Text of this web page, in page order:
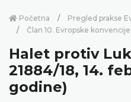
Početna
Pregled prakse
Član 10. Evropske konvencije
Halet protiv
21884/18, 14.
godine)